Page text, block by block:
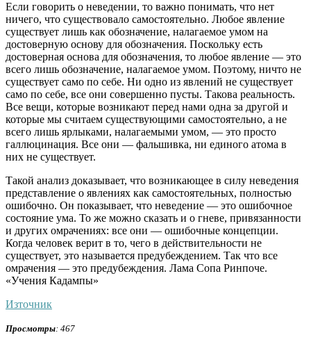
Если говорить о неведении, то важно понимать, что нет
ничего, что существовало самостоятельно. Любое явление
существует лишь как обозначение, налагаемое умом на
достоверную основу для обозначения. Поскольку есть
достоверная основа для обозначения, то любое явление ― это
всего лишь обозначение, налагаемое умом. Поэтому, ничто не
существует само по себе. Ни одно из явлений не существует
само по себе, все они совершенно пусты. Такова реальность.
Все вещи, которые возникают перед нами одна за другой и
которые мы считаем существующими самостоятельно, а не
всего лишь ярлыками, налагаемыми умом, ― это просто
галлюцинация. Все они ― фальшивка, ни единого атома в
них не существует.
Такой анализ доказывает, что возникающее в силу неведения
представление о явлениях как самостоятельных, полностью
ошибочно. Он показывает, что неведение ― это ошибочное
состояние ума. То же можно сказать и о гневе, привязанности
и других омрачениях: все они ― ошибочные концепции.
Когда человек верит в то, чего в действительности не
существует, это называется предубеждением. Так что все
омрачения ― это предубеждения. Лама Сопа Ринпоче.
«Учения Кадампы»
Източник
Просмотры: 467